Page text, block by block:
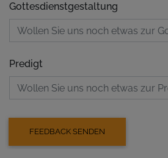
Gottesdienstgestaltung
Predigt